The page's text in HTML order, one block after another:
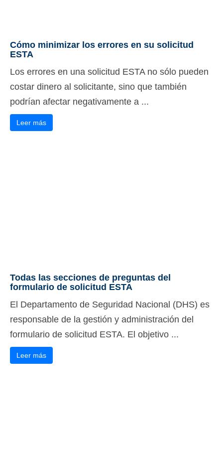
Cómo minimizar los errores en su solicitud
ESTA
Los errores en una solicitud ESTA no sólo pueden
costar dinero al solicitante, sino que también
podrían afectar negativamente a ...
Leer más
Todas las secciones de preguntas del
formulario de solicitud ESTA
El Departamento de Seguridad Nacional (DHS) es
responsable de la gestión y administración del
formulario de solicitud ESTA. El objetivo ...
Leer más